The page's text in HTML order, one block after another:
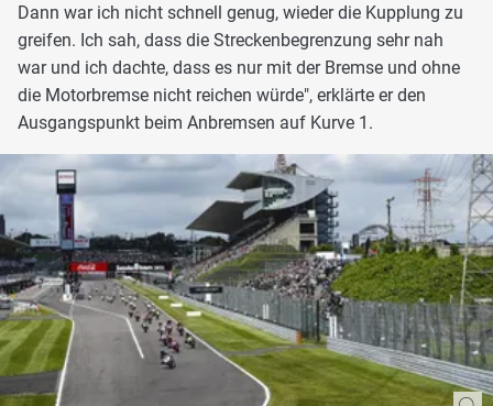
Dann war ich nicht schnell genug, wieder die Kupplung zu
greifen. Ich sah, dass die Streckenbegrenzung sehr nah
war und ich dachte, dass es nur mit der Bremse und ohne
die Motorbremse nicht reichen würde", erklärte er den
Ausgangspunkt beim Anbremsen auf Kurve 1.